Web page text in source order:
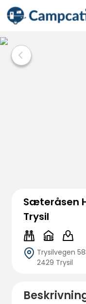
Sæteråsen
Trysil
Trysilvegen
2429 Trysil